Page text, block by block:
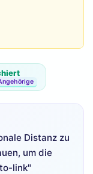
Distanz zu
um die
link"